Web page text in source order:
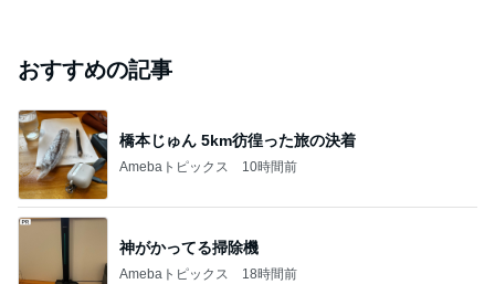
おすすめの記事
橋本じゅん 5km彷徨った旅の決着
Amebaトピックス 10時間前
神がかってる掃除機
Amebaトピックス 18時間前